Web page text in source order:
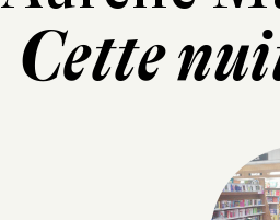
Cette